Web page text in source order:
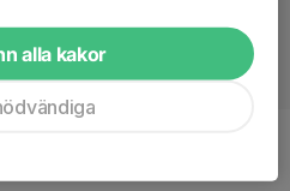
alla kakor